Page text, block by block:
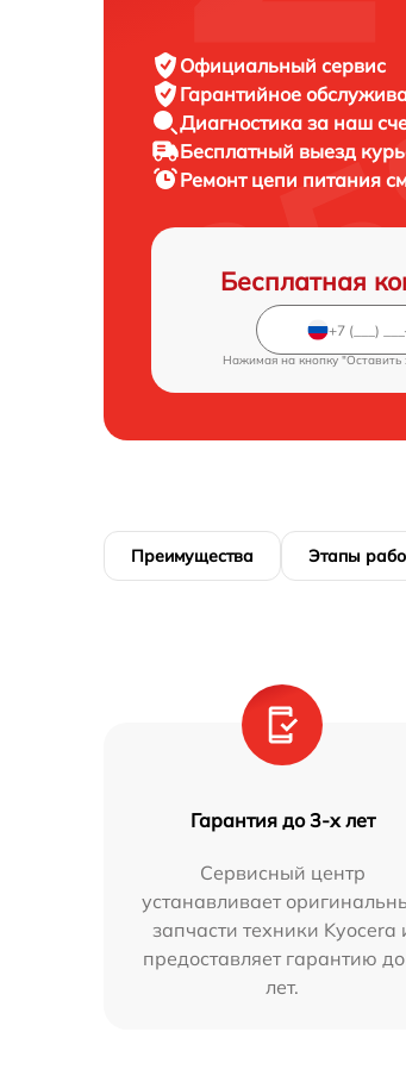
Официальный сервис
Гарантийное
Диагностика за наш
Бесплатный выезд
Ремонт цепи питания
Бесплатная
Нажимая на кнопку "Оставить
Преимущества Этапы
Гарантия до 3-х лет
Сервисный центр
устанавливает
запчасти техники Kyocera
предоставляет гарантию
лет.